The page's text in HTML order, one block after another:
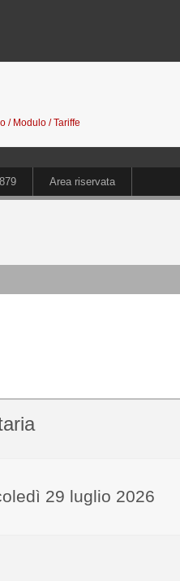
/ Modulo / Tariffe
Area riservata
29 luglio 2026